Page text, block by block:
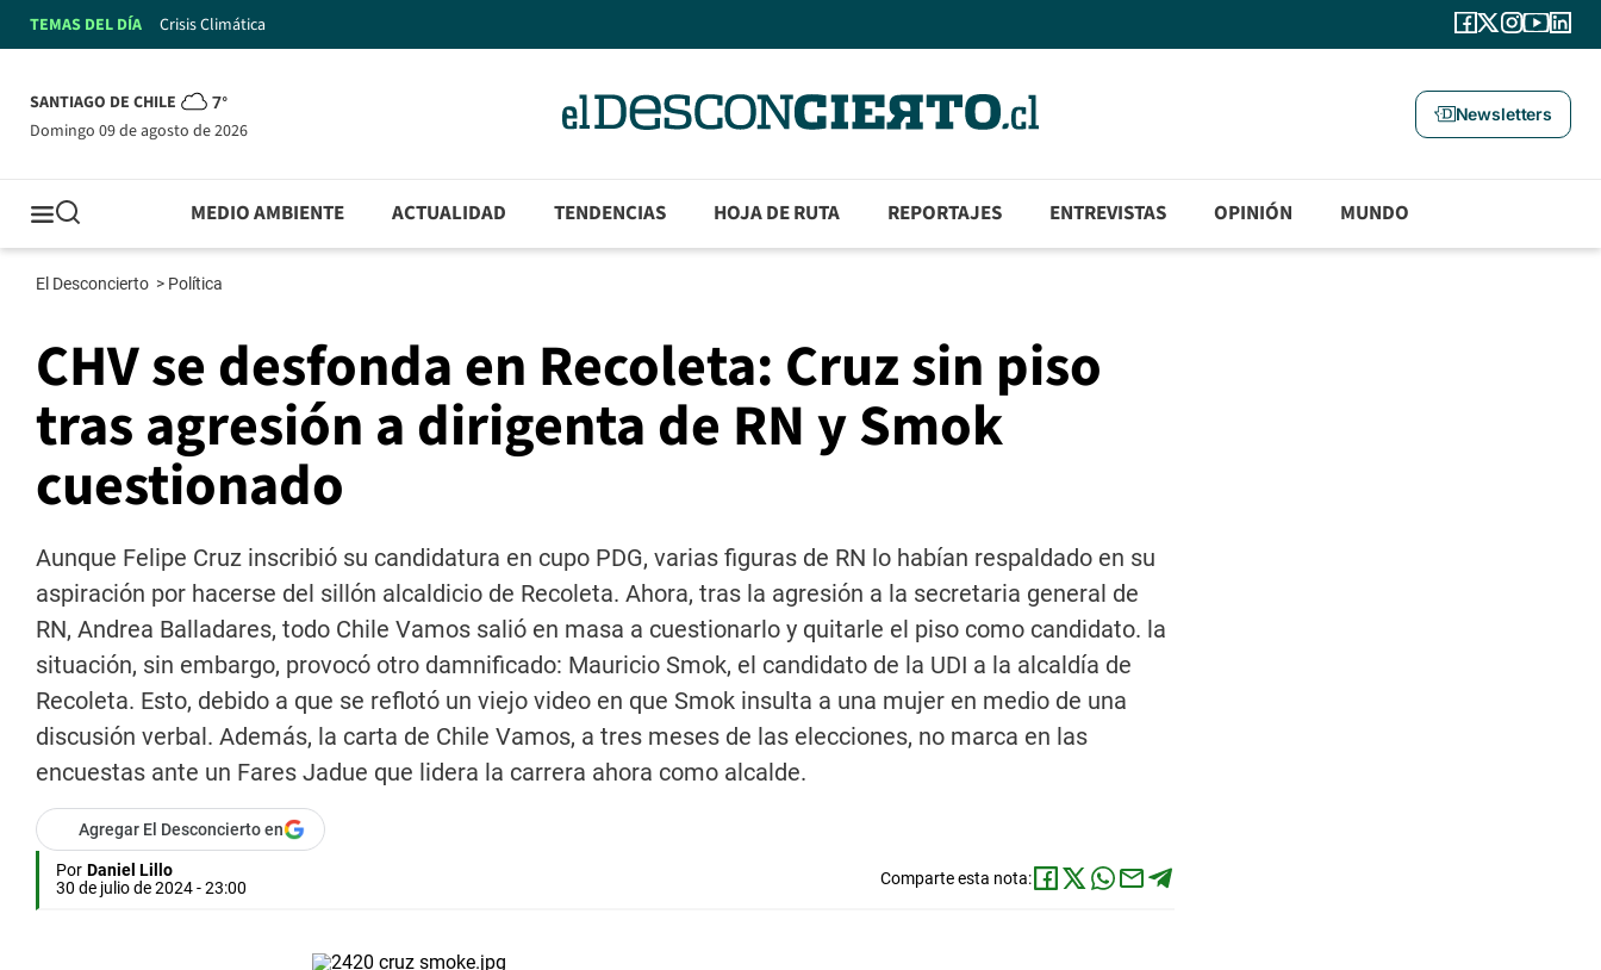
TEMAS DEL DÍA Crisis Climática
SANTIAGO DE CHILE 7°
domingo 09 de agosto de 2026
Newsletters
MEDIO AMBIENTE ACTUALIDAD TENDENCIAS HOJA DE RUTA REPORTAJES ENTREVISTAS OPINIÓN MUNDO
El Desconcierto > Política
CHV se desfonda en Recoleta: Cruz sin piso
tras agresión a dirigenta de RN y Smok
cuestionado
Aunque Felipe Cruz inscribió su candidatura en cupo PDG, varias figuras de RN lo habían respaldado en su
aspiración por hacerse del sillón alcaldicio de Recoleta. Ahora, tras la agresión a la secretaria general de
RN, Andrea Balladares, todo Chile Vamos salió en masa a cuestionarlo y quitarle el piso como candidato. la
situación, sin embargo, provocó otro damnificado: Mauricio Smok, el candidato de la UDI a la alcaldía de
Recoleta. Esto, debido a que se reflotó un viejo video en que Smok insulta a una mujer en medio de una
discusión verbal. Además, la carta de Chile Vamos, a tres meses de las elecciones, no marca en las
encuestas ante un Fares Jadue que lidera la carrera ahora como alcalde.
Agregar El Desconcierto en
Por Daniel Lillo
30 de julio de 2024 - 23:00
Comparte esta nota: